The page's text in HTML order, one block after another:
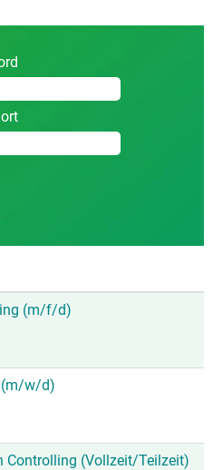
(m/f/d)
(m/w/d)
Controlling (Vollzeit/Teilzeit)